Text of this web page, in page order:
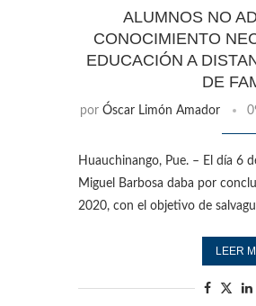
ALUMNOS NO
CONOCIMIENTO
EDUCACIÓN A
DE
por Óscar Limón Amador
Huauchinango, Pue. – El día 6
Miguel Barbosa daba por
2020, con el objetivo de
LEER